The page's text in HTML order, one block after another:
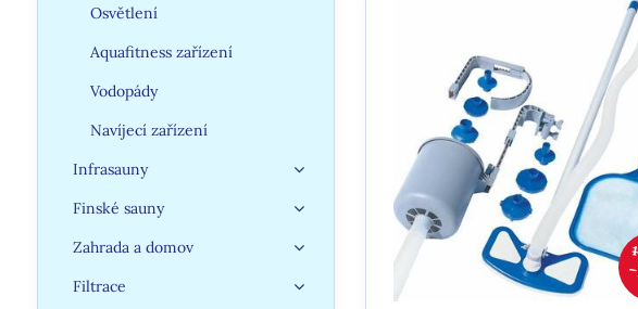
Osvětlení
Aquafitness zařízení
Vodopády
Navíjecí zařízení
Infrasauny
Finské sauny
Zahrada a domov
Filtrace